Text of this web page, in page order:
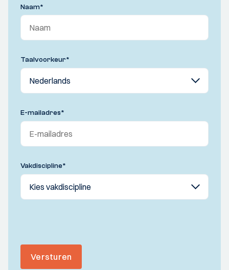
Naam*
Taalvoorkeur*
E-mailadres*
Vakdiscipline*
Versturen